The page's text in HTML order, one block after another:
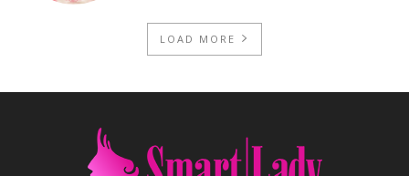
LOAD MORE